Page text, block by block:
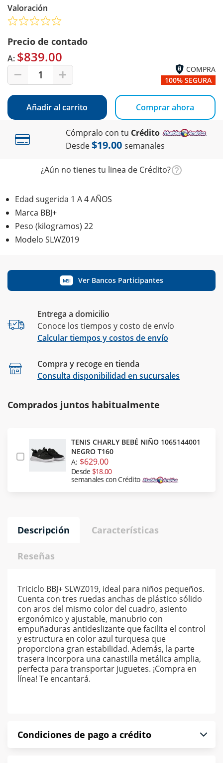
Valoración
Precio de contado
A: $839.00
1
COMPRA
100% SEGURA
Añadir al carrito Comprar ahora
Cómpralo con tu Crédito
Desde$19.00 semanales
¿Aún no tienes tu linea de Crédito?
Edad sugerida 1 A 4 AÑOS
Marca BBJ+
Peso (kilogramos) 22
Modelo SLWZ019
MSI Ver Bancos Participantes
Entrega a domicilio
Conoce los tiempos y costo de envío
Calcular tiempos y costos de envío
Compra y recoge en tienda
Consulta disponibilidad en sucursales
Comprados juntos habitualmente
TENIS CHARLY BEBÉ NIÑO 1065144001
NEGRO T160
A: $629.00
Desde $18.00
semanales con Crédito
Descripción Características
Reseñas
Triciclo BBJ+ SLWZ019, ideal para niños pequeños.
Cuenta con tres ruedas anchas de plástico sólido
con aros del mismo color del cuadro, asiento
ergonómico y ajustable, manubrio con
empuñaduras antideslizante que facilita el control
y estructura en color azul turquesa que
proporciona gran estabilidad. Además, la parte
trasera incorpora una canastilla metálica amplia,
perfecta para transportar juguetes. ¡Compra en
línea! Te encantará.
Condiciones de pago a crédito